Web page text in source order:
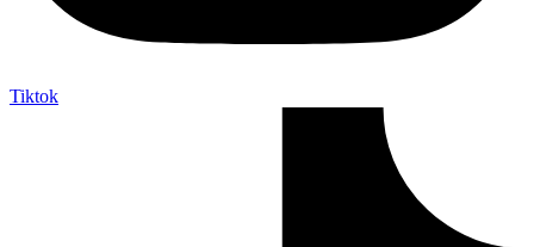
Tiktok